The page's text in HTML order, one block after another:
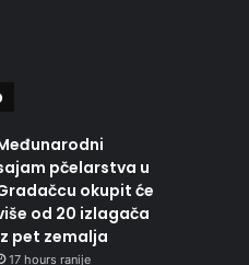
pčelarstva u
okupit će
od 20 izlagača
pet zemalja
17 hours ranije